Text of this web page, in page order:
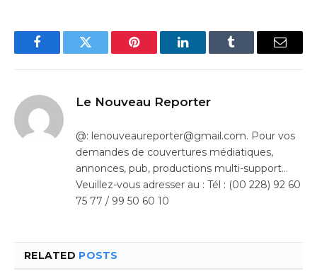
FacebookTwitter Pinterest LinkedInTumblr Email
Le Nouveau Reporter
@: lenouveaureporter@gmail.com. Pour vos
demandes de couvertures médiatiques,
annonces, pub, productions multi-support…
Veuillez-vous adresser au : Tél : (00 228) 92 60
75 77 / 99 50 60 10
RELATED POSTS